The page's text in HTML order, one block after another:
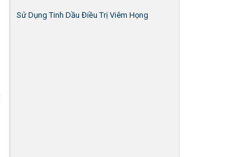
Sử Dụng Tinh Dầu Điều Trị Viêm Họng